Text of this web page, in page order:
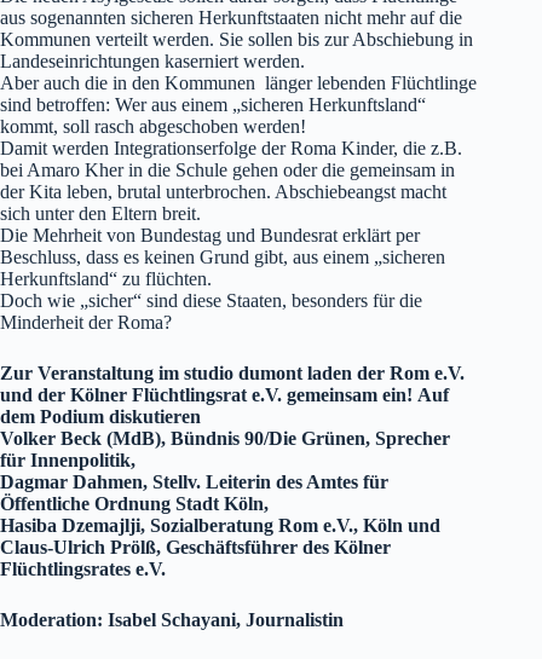
aus sogenannten sicheren Herkunftstaaten nicht mehr auf die
Kommunen verteilt werden. Sie sollen bis zur Abschiebung in
Landeseinrichtungen kaserniert werden.
Aber auch die in den Kommunen länger lebenden Flüchtlinge
sind betroffen: Wer aus einem „sicheren Herkunftsland“
kommt, soll rasch abgeschoben werden!
Damit werden Integrationserfolge der Roma Kinder, die z.B.
bei Amaro Kher in die Schule gehen oder die gemeinsam in
der Kita leben, brutal unterbrochen. Abschiebeangst macht
sich unter den Eltern breit.
Die Mehrheit von Bundestag und Bundesrat erklärt per
Beschluss, dass es keinen Grund gibt, aus einem „sicheren
Herkunftsland“ zu flüchten.
Doch wie „sicher“ sind diese Staaten, besonders für die
Minderheit der Roma?
Zur Veranstaltung im studio dumont laden der Rom e.V.
und der Kölner Flüchtlingsrat e.V. gemeinsam ein! Auf
dem Podium diskutieren
Volker Beck (MdB), Bündnis 90/Die Grünen, Sprecher
für Innenpolitik,
Dagmar Dahmen, Stellv. Leiterin des Amtes für
Öffentliche Ordnung Stadt Köln,
Hasiba Dzemajlji, Sozialberatung Rom e.V., Köln und
Claus-Ulrich Prölß, Geschäftsführer des Kölner
Flüchtlingsrates e.V.
Moderation: Isabel Schayani, Journalistin